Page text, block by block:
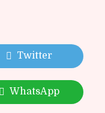
Twitter
WhatsApp